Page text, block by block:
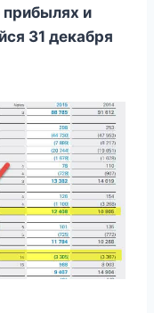
прибылях и
31 декабря